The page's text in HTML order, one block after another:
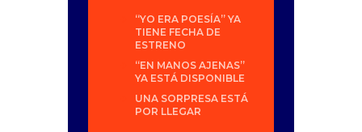
“YO ERA POESÍA” YA
TIENE FECHA DE
ESTRENO
“EN MANOS AJENAS”
YA ESTÁ DISPONIBLE
UNA SORPRESA ESTÁ
POR LLEGAR